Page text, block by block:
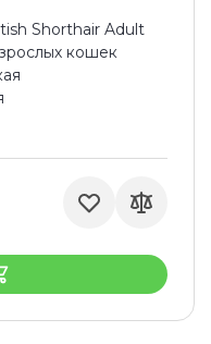
Shorthair Adult
кошек